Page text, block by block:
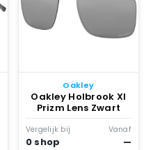
Oakley
Oakley Holbrook Xl
Prizm Lens Zwart
Vergelijk bij
0 shop
Vanaf
—